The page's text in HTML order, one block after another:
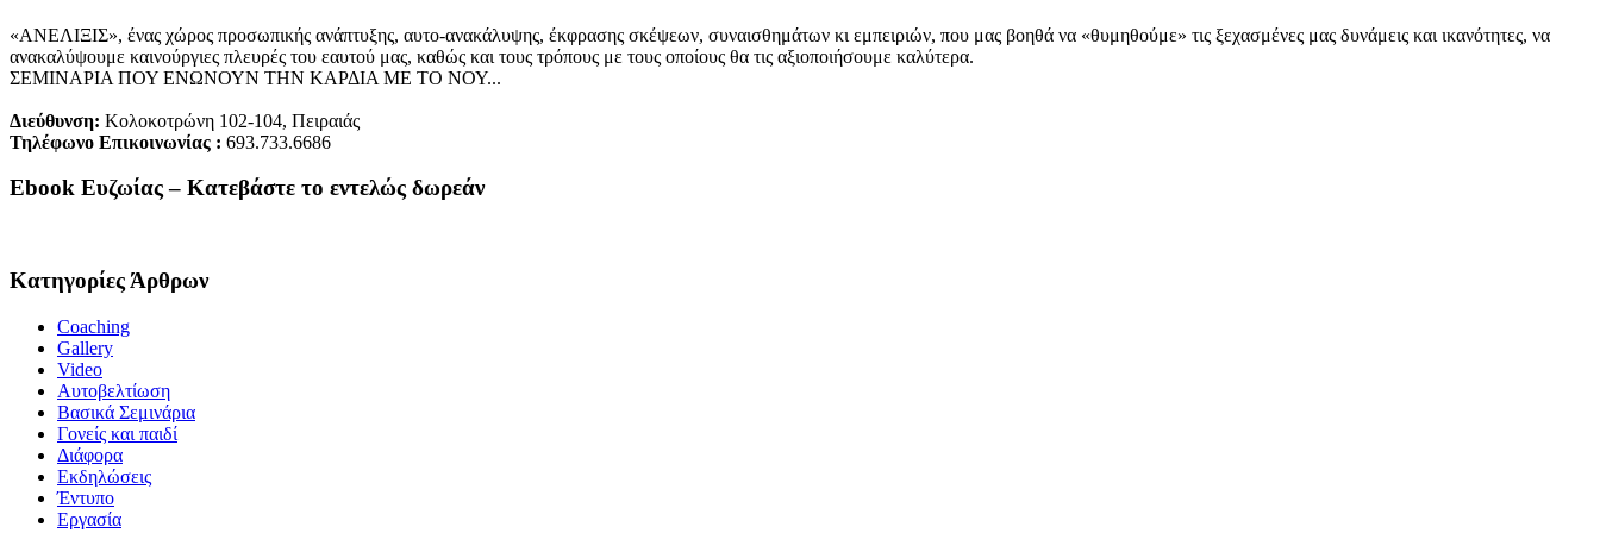
«ΑΝΕΛΙΞΙΣ», ένας χώρος προσωπικής ανάπτυξης, αυτo-ανακάλυψης, έκφρασης σκέψεων, συναισθημάτων κι εμπειριών, που μας βοηθά να «θυμηθούμε» τις ξεχασμένες μας δυνάμεις και ικανότητες, να
ανακαλύψουμε καινούργιες πλευρές του εαυτού μας, καθώς και τους τρόπους με τους οποίους θα τις αξιοποιήσουμε καλύτερα.
ΣΕΜΙΝΑΡΙΑ ΠΟΥ ΕΝΩΝΟΥΝ ΤΗΝ ΚΑΡΔΙΑ ΜΕ ΤΟ ΝΟΥ...
Διεύθυνση: Κολοκοτρώνη 102-104, Πειραιάς
Τηλέφωνο Επικοινωνίας : 693.733.6686
Ebook Ευζωίας – Κατεβάστε το εντελώς δωρεάν
Κατηγορίες Άρθρων
Coaching
Gallery
Video
Αυτοβελτίωση
Βασικά Σεμινάρια
Γονείς και παιδί
Διάφορα
Εκδηλώσεις
Έντυπο
Εργασία